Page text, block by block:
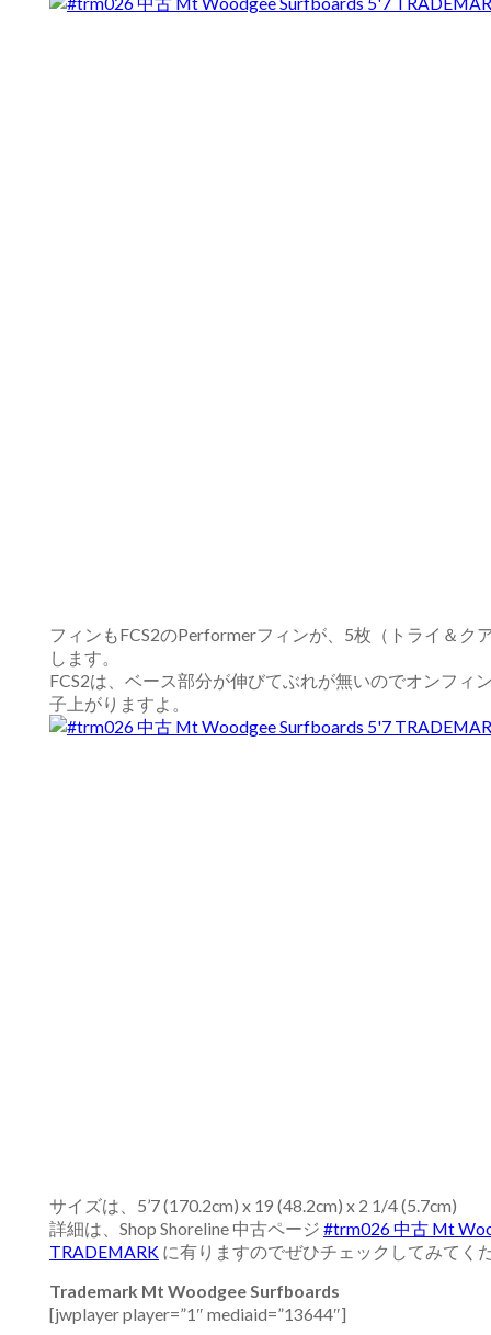
フィンもFCS2のPerformerフィンが、5枚（トライ＆ク
します。
FCS2は、ベース部分が伸びてぶれが無いのでオンフィ
子上がりますよ。
サイズは、5’7 (170.2cm) x 19 (48.2cm) x 2 1/4 (5.7cm)
詳細は、Shop Shoreline 中古ページ #trm026 中古 Mt
TRADEMARK に有りますのでぜひチェックしてみてく
Trademark Mt Woodgee Surfboards
[jwplayer player=”1″ mediaid=”13644″]